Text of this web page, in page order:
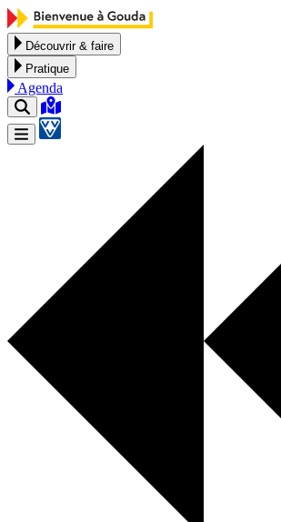
Aller au contenu
Découvrir & faire
Pratique
Agenda